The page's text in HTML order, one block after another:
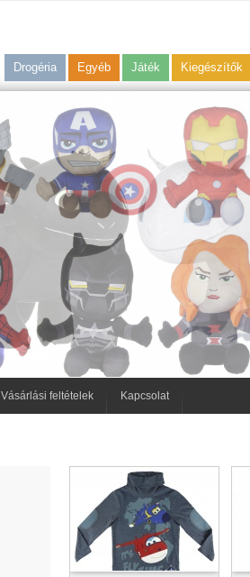
Drogéria Egyéb Játék Kiegészítők
Vásárlási feltételek Kapcsolat